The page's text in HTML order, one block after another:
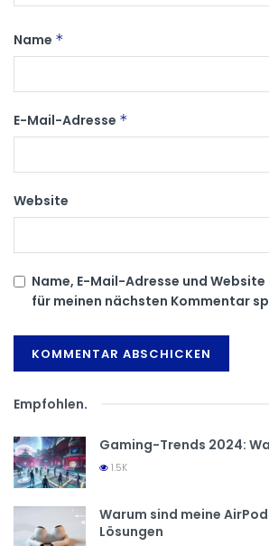
Name *
E-Mail-Adresse *
Website
Name, E-Mail-Adresse und
für meinen nächsten Kommentar
Empfohlen.
Gaming-Trends 2024:
1.5K
Warum sind meine
Lösungen